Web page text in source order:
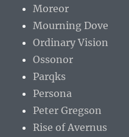
Moreor
Mourning Dove
Ordinary Vision
Ossonor
Parqks
Persona
Peter Gregson
Rise of Avernus